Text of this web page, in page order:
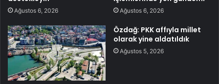
Ağustos 6, 2026 Ağustos 6, 2026
Özdağ: PKK affıyla millet
olarak yine aldatıldık
Ağustos 5, 2026